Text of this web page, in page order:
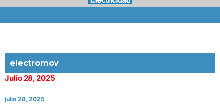
electromov
Julio 28, 2025
julio 28, 2025